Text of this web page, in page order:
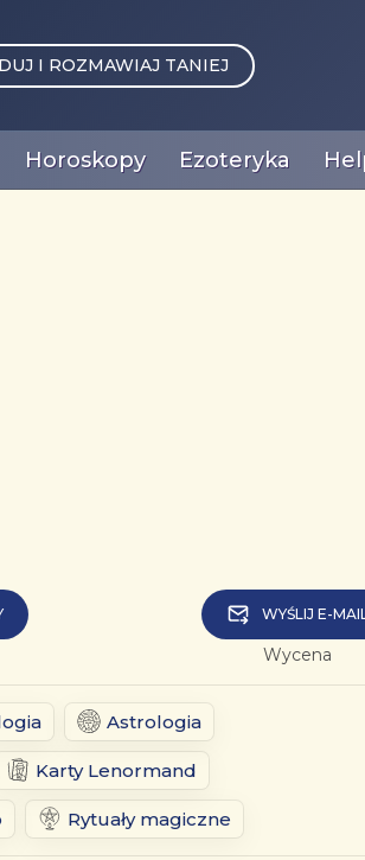
I ROZMAWIAJ TANIEJ
Horoskopy Ezoteryka
WYŚLIJ E-
Wycena
Astrologia
Karty Lenormand
Rytuały magiczne